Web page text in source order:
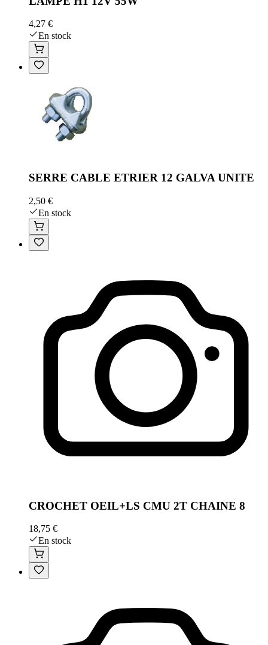
4,27 €
En stock
SERRE CABLE ETRIER 12 GALVA UNITE
2,50 €
En stock
CROCHET OEIL+LS CMU 2T CHAINE 8
18,75 €
En stock